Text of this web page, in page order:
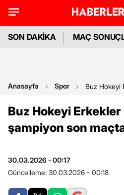
SON DAKİKA MAÇ
Anasayfa Spor Buz Hokeyi
Buz Hokeyi
şampiyon son
30.03.2026 - 00:17
Güncelleme: 30.03.2026 - 00:18